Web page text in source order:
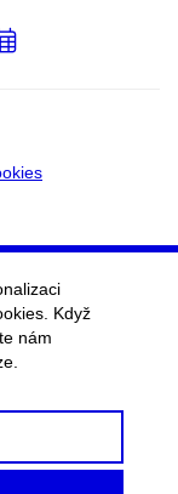
Přidat
Když
nám